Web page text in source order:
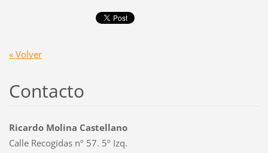
« Volver
Contacto
Ricardo Molina Castellano
Calle Recogidas nº 57. 5º Izq.